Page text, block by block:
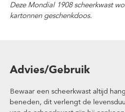
Deze Mondial 1908 scheerkwast
kartonnen geschenkdoos.
Advies/Gebruik
Bewaar een scheerkwast altijd
beneden, dit verlengt de